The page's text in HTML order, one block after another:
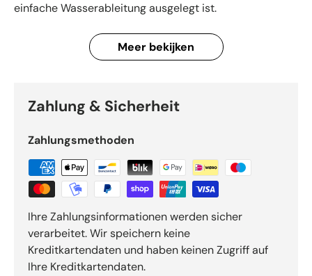
einfache Wasserableitung ausgelegt ist.
Wichtigste Merkmale:
1/2 Zoll Rücklaufanschluss und einem 1 Zoll
Installationen, die einen höheren Wasserdurchfluss
erfordern.
Material:Hergestellt aus strapazierfähigem
im Spa-Wasser und die langfristige Einwirkung von
Wasser und Temperaturschwankungen beständig ist.
Design:Entwickelt für einfache Bedienung und
Meer bekijken
Zahlung & Sicherheit
Zahlungsmethoden
Ihre Zahlungsinformationen werden sicher
verarbeitet. Wir speichern keine
Kreditkartendaten und haben keinen Zugriff auf
Ihre Kreditkartendaten.